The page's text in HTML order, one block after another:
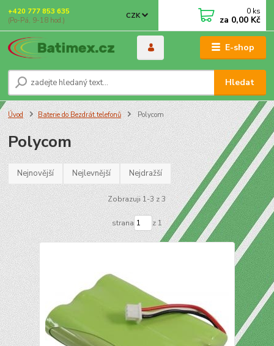
E-shop
CZK
Hledat
+420 777 853 635
(Po-Pá, 9-18 hod.)
0 ks
za 0,00 Kč
Úvod Baterie do Bezdrát.telefonů Polycom
Polycom
Nejnovější Nejlevnější Nejdražší
Zobrazuji 1-3 z 3
strana z 1